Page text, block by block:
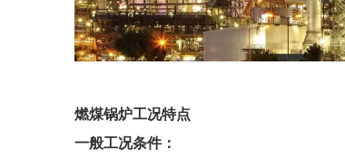
燃煤锅炉工况特点
一般工况条件：